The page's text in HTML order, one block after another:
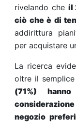
rivelando che il
ciò che è di
addirittura
per acquistare
La ricerca
oltre il
(71%)
negozio